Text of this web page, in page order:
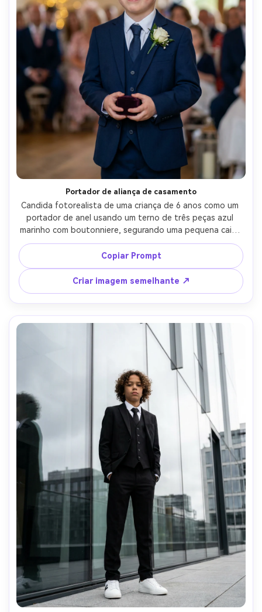
Portador de aliança de casamento
Candida fotorealista de uma criança de 6 anos como um
portador de anel usando um terno de três peças azul
marinho com boutonniere, segurando uma pequena caixa
de anel, fundo de cerimônia interior macio com luzes de
fadas quentes, desfoque de movimento suave na
multidão, tirado em Nikon Z8, 70-200mm a 135mm f/2.8,
nível dos olhos, expressões naturais, pele realista e
tecido de terno, olhar elegante de fotografia de
casamento-AR 4:5
Copiar Prompt
Criar imagem semelhante ↗